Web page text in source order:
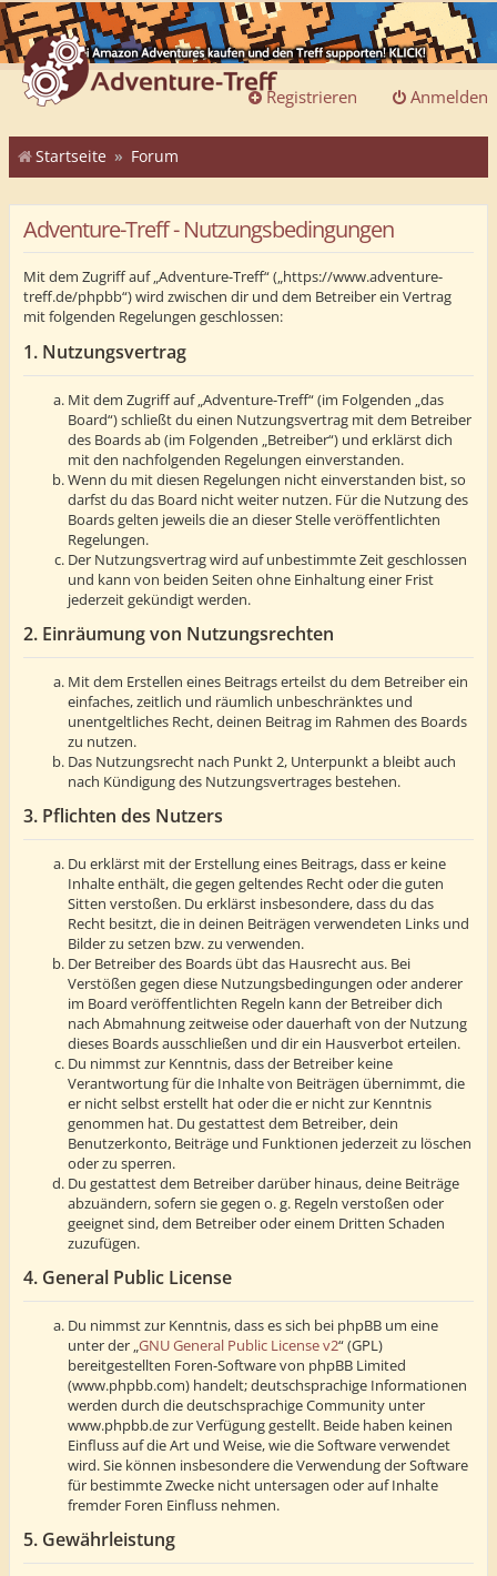
Anmelden
Registrieren
Startseite Forum
Adventure-Treff - Nutzungsbedingungen
Mit dem Zugriff auf „Adventure-Treff“ („https://www.adventure-
treff.de/phpbb“) wird zwischen dir und dem Betreiber ein Vertrag
mit folgenden Regelungen geschlossen:
1. Nutzungsvertrag
Mit dem Zugriff auf „Adventure-Treff“ (im Folgenden „das
Board“) schließt du einen Nutzungsvertrag mit dem Betreiber
des Boards ab (im Folgenden „Betreiber“) und erklärst dich
mit den nachfolgenden Regelungen einverstanden.
Wenn du mit diesen Regelungen nicht einverstanden bist, so
darfst du das Board nicht weiter nutzen. Für die Nutzung des
Boards gelten jeweils die an dieser Stelle veröffentlichten
Regelungen.
Der Nutzungsvertrag wird auf unbestimmte Zeit geschlossen
und kann von beiden Seiten ohne Einhaltung einer Frist
jederzeit gekündigt werden.
2. Einräumung von Nutzungsrechten
Mit dem Erstellen eines Beitrags erteilst du dem Betreiber ein
einfaches, zeitlich und räumlich unbeschränktes und
unentgeltliches Recht, deinen Beitrag im Rahmen des Boards
zu nutzen.
Das Nutzungsrecht nach Punkt 2, Unterpunkt a bleibt auch
nach Kündigung des Nutzungsvertrages bestehen.
3. Pflichten des Nutzers
Du erklärst mit der Erstellung eines Beitrags, dass er keine
Inhalte enthält, die gegen geltendes Recht oder die guten
Sitten verstoßen. Du erklärst insbesondere, dass du das
Recht besitzt, die in deinen Beiträgen verwendeten Links und
Bilder zu setzen bzw. zu verwenden.
Der Betreiber des Boards übt das Hausrecht aus. Bei
Verstößen gegen diese Nutzungsbedingungen oder anderer
im Board veröffentlichten Regeln kann der Betreiber dich
nach Abmahnung zeitweise oder dauerhaft von der Nutzung
dieses Boards ausschließen und dir ein Hausverbot erteilen.
Du nimmst zur Kenntnis, dass der Betreiber keine
Verantwortung für die Inhalte von Beiträgen übernimmt, die
er nicht selbst erstellt hat oder die er nicht zur Kenntnis
genommen hat. Du gestattest dem Betreiber, dein
Benutzerkonto, Beiträge und Funktionen jederzeit zu löschen
oder zu sperren.
Du gestattest dem Betreiber darüber hinaus, deine Beiträge
abzuändern, sofern sie gegen o. g. Regeln verstoßen oder
geeignet sind, dem Betreiber oder einem Dritten Schaden
zuzufügen.
4. General Public License
Du nimmst zur Kenntnis, dass es sich bei phpBB um eine
unter der „GNU General Public License v2“ (GPL)
bereitgestellten Foren-Software von phpBB Limited
(www.phpbb.com) handelt; deutschsprachige Informationen
werden durch die deutschsprachige Community unter
www.phpbb.de zur Verfügung gestellt. Beide haben keinen
Einfluss auf die Art und Weise, wie die Software verwendet
wird. Sie können insbesondere die Verwendung der Software
für bestimmte Zwecke nicht untersagen oder auf Inhalte
fremder Foren Einfluss nehmen.
5. Gewährleistung